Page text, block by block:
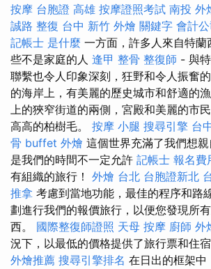
按摩 台胞證 高雄 按摩證照考試 南投 外
誠路 整復 台中 新竹 外燴 關鍵字 會計公
記帳士 是什麼 一方面，許多人來自特蘭
些不是家庭的人 逢甲 整骨 整復師 - 與
聯繫也令人印象深刻，狂野和令人振奮
的海岸上，有美麗的歷史城市和舒適的
上的狹窄街道的兩側，宮殿和美麗的市
高高的柏樹毛。 按摩 小腿 搜尋引擎 台
骨 buffet 外燴 這個世界充滿了我們想
是我們的時間不一定允許 記帳士 報名費
有組織的旅行！ 外燴 台北 台胞證新北
推拿 考慮到當地功能，最佳的程序和路
劃進行我們的報價旅行，以便您發現所
西。 國際整復師證照 天母 按摩 廚師 外
況下，以最低的價格提供了旅行票和住宿
外燴推薦 搜尋引擎排名 在日出的框架中